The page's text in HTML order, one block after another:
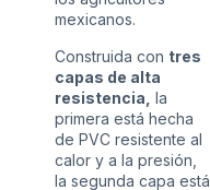
mexicanos.
Construida con tres
capas de alta
resistencia, la
primera está hecha
de PVC resistente al
calor y a la presión,
la segunda capa está